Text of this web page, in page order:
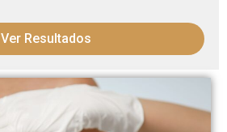
Ver Resultados